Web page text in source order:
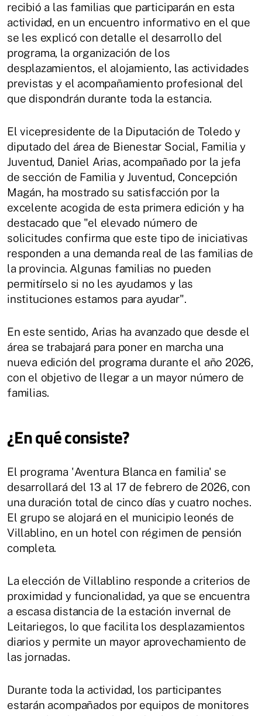
recibió a las familias que participarán en esta
actividad, en un encuentro informativo en el que
se les explicó con detalle el desarrollo del
programa, la organización de los
desplazamientos, el alojamiento, las actividades
previstas y el acompañamiento profesional del
que dispondrán durante toda la estancia.
El vicepresidente de la Diputación de Toledo y
diputado del área de Bienestar Social, Familia y
Juventud, Daniel Arias, acompañado por la jefa
de sección de Familia y Juventud, Concepción
Magán, ha mostrado su satisfacción por la
excelente acogida de esta primera edición y ha
destacado que "el elevado número de
solicitudes confirma que este tipo de iniciativas
responden a una demanda real de las familias de
la provincia. Algunas familias no pueden
permitírselo si no les ayudamos y las
instituciones estamos para ayudar".
En este sentido, Arias ha avanzado que desde el
área se trabajará para poner en marcha una
nueva edición del programa durante el año 2026,
con el objetivo de llegar a un mayor número de
familias.
¿En qué consiste?
El programa 'Aventura Blanca en familia' se
desarrollará del 13 al 17 de febrero de 2026, con
una duración total de cinco días y cuatro noches.
El grupo se alojará en el municipio leonés de
Villablino, en un hotel con régimen de pensión
completa.
La elección de Villablino responde a criterios de
proximidad y funcionalidad, ya que se encuentra
a escasa distancia de la estación invernal de
Leitariegos, lo que facilita los desplazamientos
diarios y permite un mayor aprovechamiento de
las jornadas.
Durante toda la actividad, los participantes
estarán acompañados por equipos de monitores